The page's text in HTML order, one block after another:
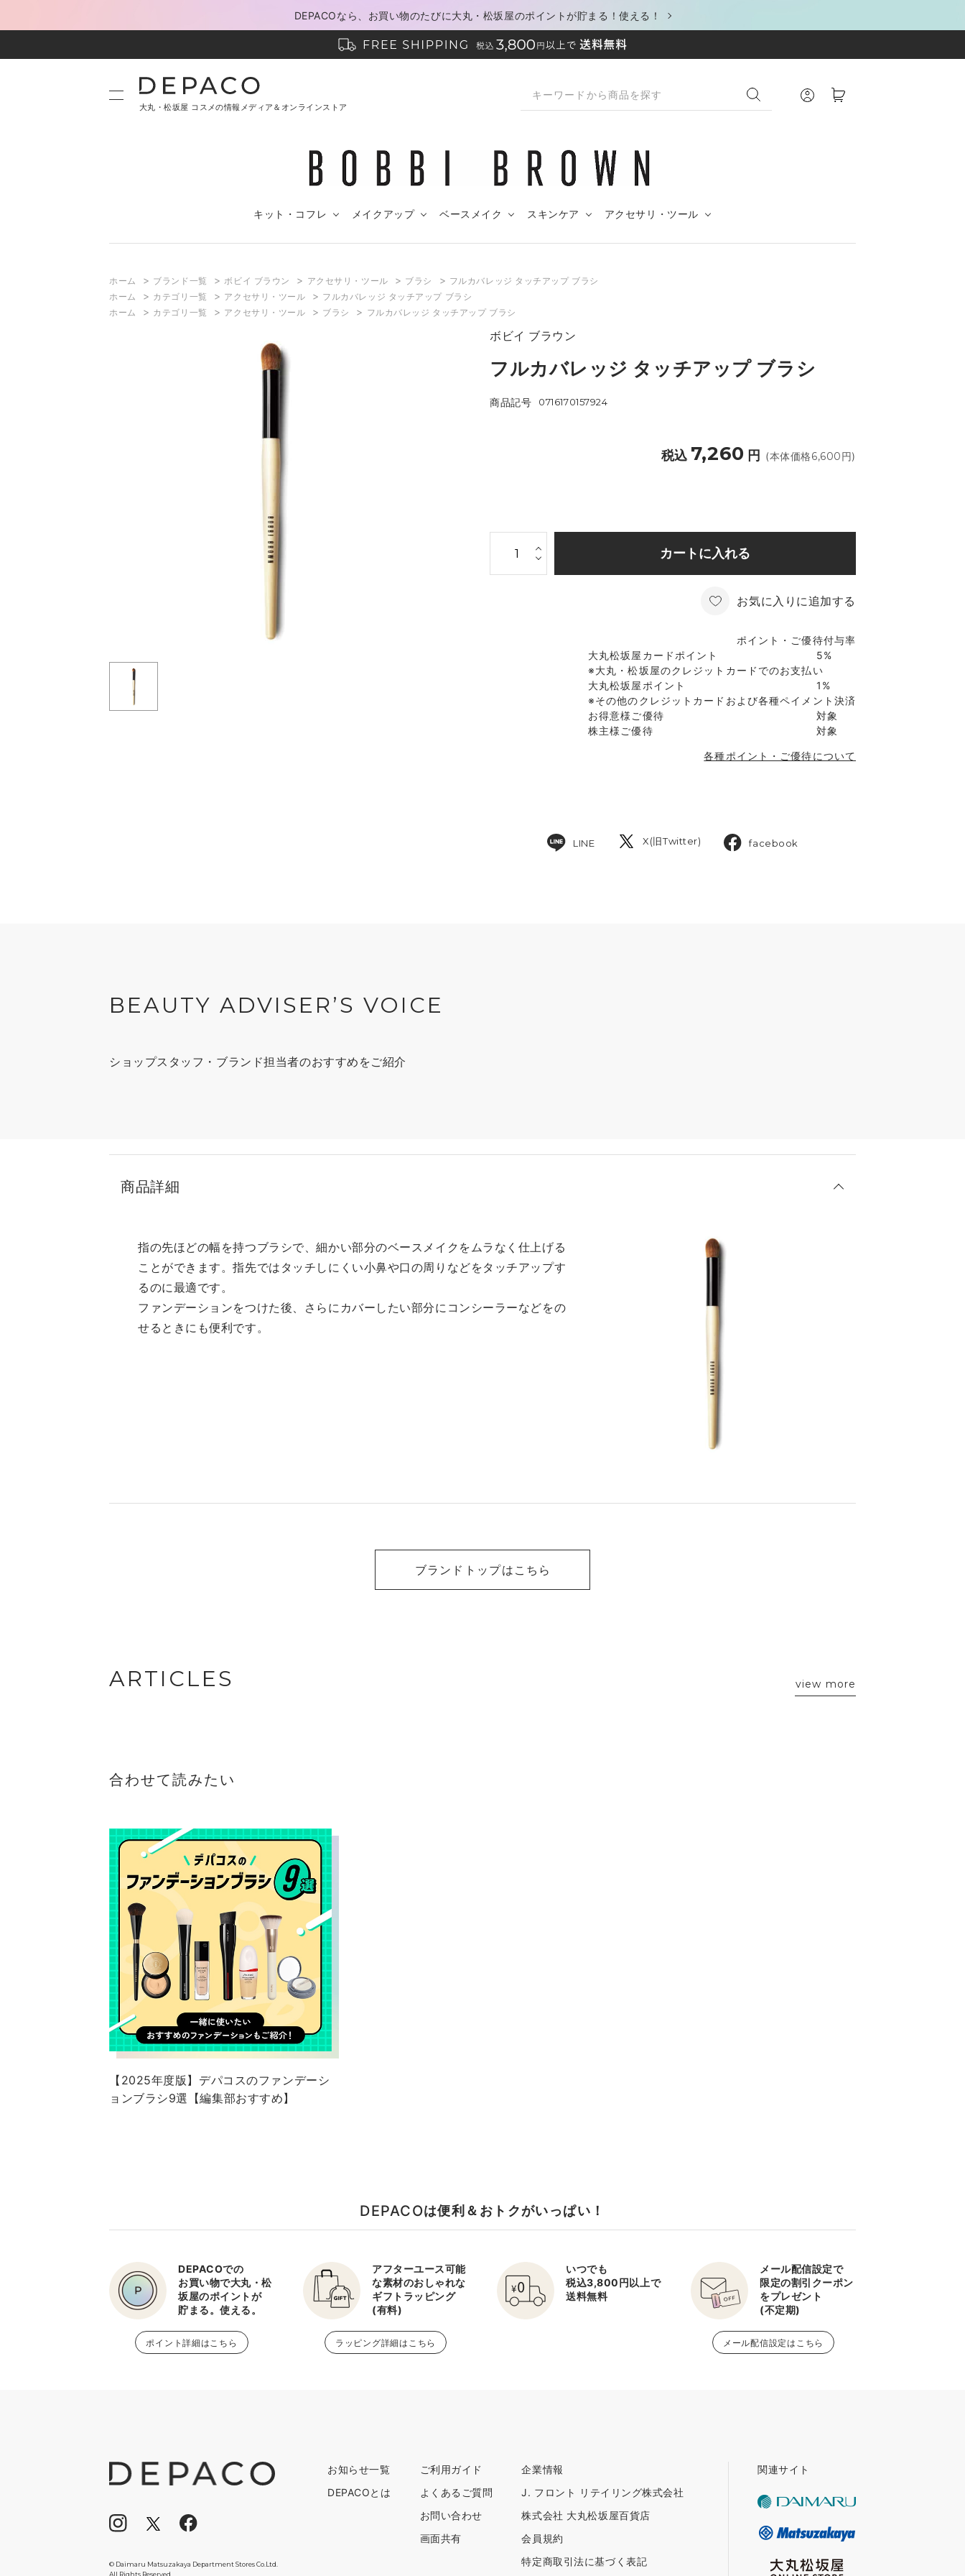
DEPACOなら、お買い物のたびに大丸・松坂屋のポイントが貯まる！使える！
大丸・松坂屋 コスメの情報メディア＆オンラインストア
キット・コフレ メイクアップ ベースメイク スキンケア アクセサリ・ツール
ホーム > ブランド一覧 > ボビイ ブラウン > アクセサリ・ツール > ブラシ > フルカバレッジ タッチアップ ブラシ
ホーム
> カテゴリ一覧 > アクセサリ・ツール > フルカバレッジ タッチアップ ブラシ
ホーム
> カテゴリ一覧 > アクセサリ・ツール > ブラシ > フルカバレッジ タッチアップ ブラシ
ボビイ ブラウン
フルカバレッジ タッチアップ ブラシ
商品記号 0716170157924
税込 7,260 円 (本体価格6,600円)
カートに入れる
お気に入りに追加する
ポイント・ご優待付与率
大丸松坂屋カードポイント
5%
※大丸・松坂屋のクレジットカードでのお支払い
大丸松坂屋ポイント
1%
※その他のクレジットカードおよび各種ペイメント決済
お得意様ご優待
対象
株主様ご優待
対象
各種ポイント・ご優待について
LINE X(旧Twitter) facebook
BEAUTY ADVISER’S VOICE
ショップスタッフ・ブランド担当者のおすすめをご紹介
商品詳細
指の先ほどの幅を持つブラシで、細かい部分のベースメイクをムラなく仕上げる
ことができます。指先ではタッチしにくい小鼻や口の周りなどをタッチアップす
るのに最適です。
ファンデーションをつけた後、さらにカバーしたい部分にコンシーラーなどをの
せるときにも便利です。
ブランドトップはこちら
ARTICLES view more
合わせて読みたい
【2025年度版】デパコスのファンデーシ
ョンブラシ9選【編集部おすすめ】
DEPACOは便利＆おトクがいっぱい！
DEPACOでの
お買い物で大丸・松
坂屋のポイントが
貯まる。使える。
ポイント詳細はこちら
アフターユース可能
な素材のおしゃれな
ギフトラッピング
(有料)
ラッピング詳細はこちら
いつでも
税込3,800円以上で
送料無料
メール配信設定で
限定の割引クーポン
をプレゼント
(不定期)
メール配信設定はこちら
© Daimaru Matsuzakaya Department Stores Co.Ltd.
All Rights Reserved.
お知らせ一覧
DEPACOとは
ご利用ガイド
よくあるご質問
お問い合わせ
画面共有
企業情報
J. フロント リテイリング株式会社
株式会社 大丸松坂屋百貨店
会員規約
特定商取引法に基づく表記
関連サイト